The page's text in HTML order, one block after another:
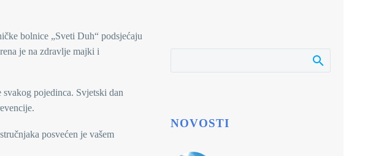
bolnice „Sveti Duh“ podsjećaju
je na zdravlje majki i
pojedinca. Svjetski dan
posvećen je vašem
NOVOSTI